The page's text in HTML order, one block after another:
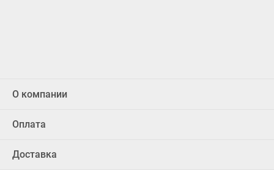
О компании
Оплата
Доставка